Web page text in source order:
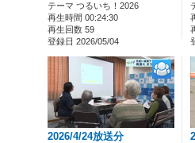
テーマ つるいち！2026
再生時間 00:24:30
再生回数 59
登録日 2026/05/04
2026/4/24放送分